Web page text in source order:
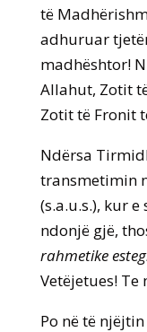
të
adhuruar
madhështor!
Allahut, Zotit
Zotit të Fronit
Ndërsa
transmetimin
(s.a.u.s.), kur
ndonjë gjë,
rahmetike
Vetëjetues! Te
Po në të